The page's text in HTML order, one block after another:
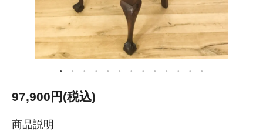
97,900円(税込)
商品説明